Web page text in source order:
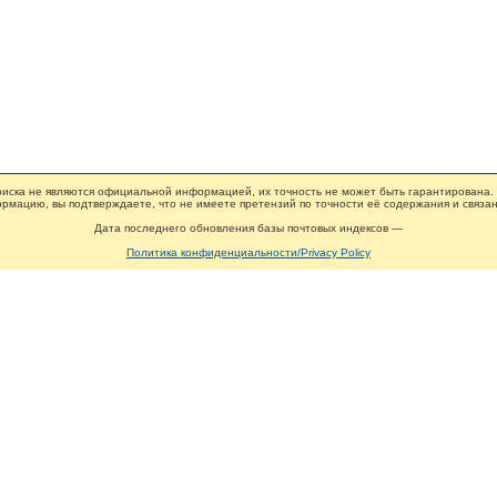
не являются официальной информацией, их точность не может быть гарантирована.
вы подтверждаете, что не имеете претензий по точности её содержания и
Дата последнего обновления базы почтовых индексов —
Политика конфиденциальности/Privacy Policy